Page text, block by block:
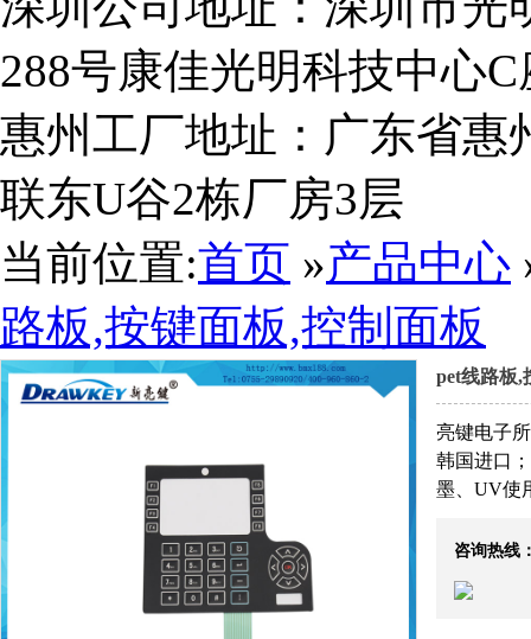
ISO9001质量管理体系认证证书中文版
288号康佳光明科技中心C
惠州工厂地址：广东省惠
联东U谷2栋厂房3层
当前位置:首页 »产品中心
路板,按键面板,控制面板
pet线路板,
亮键电子
韩国进口
墨、UV使
咨询热线